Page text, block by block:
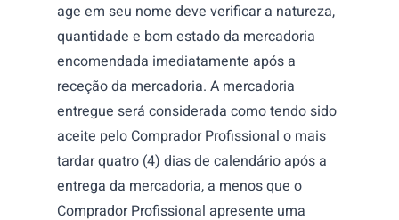
age em seu nome deve verificar a natureza,
quantidade e bom estado da mercadoria
encomendada imediatamente após a
receção da mercadoria. A mercadoria
entregue será considerada como tendo sido
aceite pelo Comprador Profissional o mais
tardar quatro (4) dias de calendário após a
entrega da mercadoria, a menos que o
Comprador Profissional apresente uma